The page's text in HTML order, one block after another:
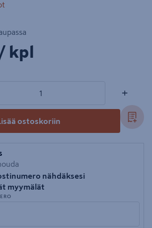
kpl
+
ostoskoriin
nähdäksesi
myymälät